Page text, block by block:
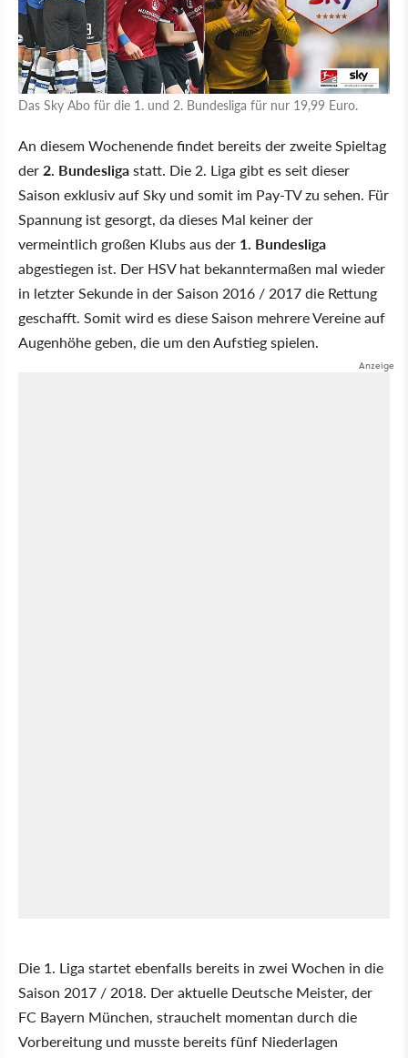
Das Sky Abo für die 1. und 2. Bundesliga für nur 19,99 Euro.
An diesem Wochenende findet bereits der zweite Spieltag
der2. Bundesligastatt. Die 2. Liga gibt es seit dieser
Saison exklusiv auf Sky und somit im Pay-TV zu sehen. Für
Spannung ist gesorgt, da dieses Mal keiner der
vermeintlich großen Klubs aus der 1. Bundesliga
abgestiegen ist. Der HSV hat bekanntermaßen mal wieder
in letzter Sekunde in der Saison 2016 / 2017 die Rettung
geschafft. Somit wird es diese Saison mehrere Vereine auf
Augenhöhe geben, die um den Aufstieg spielen.
Die 1. Liga startet ebenfalls bereits in zwei Wochen in die
Saison 2017 / 2018. Der aktuelle Deutsche Meister, der
FC Bayern München, strauchelt momentan durch die
Vorbereitung und musste bereits fünf Niederlagen